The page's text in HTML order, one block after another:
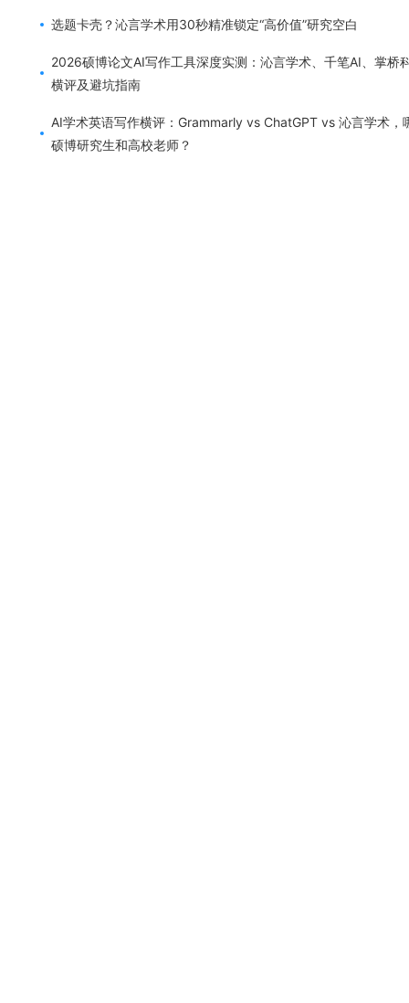
选题卡壳？沁言学术用30秒精准锁定“高价值”研究空白
2026硕博论文AI写作工具深度实测：沁言学术、千笔AI、掌桥
横评及避坑指南
AI学术英语写作横评：Grammarly vs ChatGPT vs 沁言学术，
硕博研究生和高校老师？